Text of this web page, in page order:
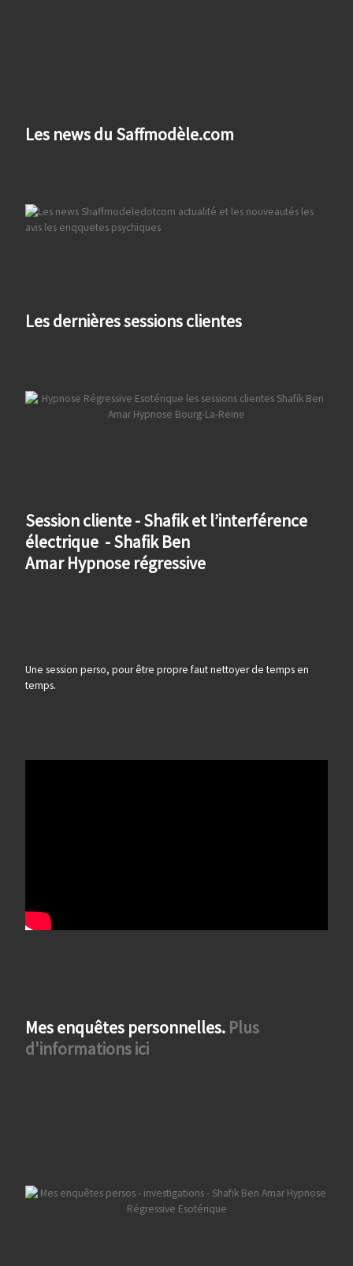
Les news du Saffmodèle.com
Les dernières sessions clientes
Session cliente - Shafik et l’interférence
électrique - Shafik Ben
Amar Hypnose régressive
Une session perso, pour être propre faut nettoyer de temps en
temps.
Mes enquêtes personnelles. Plus
d'informations ici